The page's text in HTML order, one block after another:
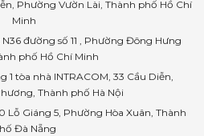
Phường Vườn Lài, Thành phố Hồ Chí
Minh
đường số 11 , Phường Đông Hưng
phố Hồ Chí Minh
1 tòa nhà INTRACOM, 33 Cầu Diễn,
Thành phố Hà Nội
Lỗ Giáng 5, Phường Hòa Xuân, Thành
Đà Nẵng